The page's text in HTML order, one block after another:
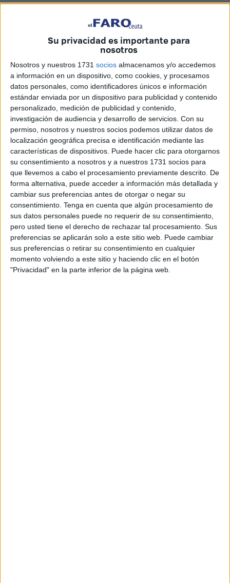
Su privacidad es importante para
nosotros
Nosotros y nuestros 1731 socios almacenamos y/o accedemos
a información en un dispositivo, como cookies, y procesamos
datos personales, como identificadores únicos e información
estándar enviada por un dispositivo para publicidad y contenido
personalizado, medición de publicidad y contenido,
investigación de audiencia y desarrollo de servicios. Con su
permiso, nosotros y nuestros socios podemos utilizar datos de
localización geográfica precisa e identificación mediante las
características de dispositivos. Puede hacer clic para otorgarnos
su consentimiento a nosotros y a nuestros 1731 socios para
que llevemos a cabo el procesamiento previamente descrito. De
forma alternativa, puede acceder a información más detallada y
cambiar sus preferencias antes de otorgar o negar su
consentimiento. Tenga en cuenta que algún procesamiento de
sus datos personales puede no requerir de su consentimiento,
pero usted tiene el derecho de rechazar tal procesamiento. Sus
preferencias se aplicarán solo a este sitio web. Puede cambiar
sus preferencias o retirar su consentimiento en cualquier
momento volviendo a este sitio y haciendo clic en el botón
"Privacidad" en la parte inferior de la página web.
La salida programada delCentro Penitenciario de Ceuta
que se ha llevado a cabo este jueves ha tenido un doble
propósito, pues además de promover la inserción de la
población interna, también ha sido su manera de celebrar
la tradicional Mochila.
Tras unos días de la jornada que cada año se conmemora
en Ceuta, el Centro Penitenciario de Ceuta no ha querido
dejar pasar la oportunidad para que los privados de
libertan también pudiera llevar a cabo una actividad
alusiva a la Mochila.